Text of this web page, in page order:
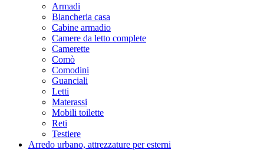
Armadi
Biancheria casa
Cabine armadio
Camere da letto complete
Camerette
Comò
Comodini
Guanciali
Letti
Materassi
Mobili toilette
Reti
Testiere
Arredo urbano, attrezzature per esterni